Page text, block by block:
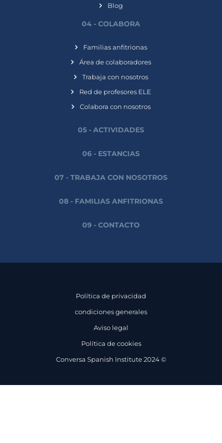
Blog
04 - COLABORA
Familias anfitrionas
Área de colaboradores
Trabaja con nosotros
Red de profesores ELE
Colabora con nosotros
05 - ACTIVIDADES
06 - ESTANCIAS
07 - TRABAJA CON NOSOTROS
08 - FAMILIAS ANFITRIONAS
09 - CONTACTO
Política de privacidad
condiciones generales
Aviso legal
Política de cookies
Conversa Spanish Institute 2024 ©